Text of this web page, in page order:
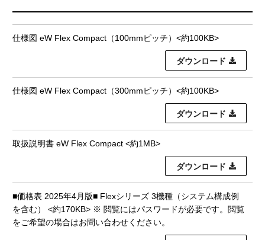
仕様図 eW Flex Compact（100mmピッチ）<約100KB>
ダウンロード
仕様図 eW Flex Compact（300mmピッチ）<約100KB>
ダウンロード
取扱説明書 eW Flex Compact <約1MB>
ダウンロード
■価格表 2025年4月版■ Flexシリーズ 3機種（システム構成例
を含む） <約170KB> ※ 閲覧にはパスワードが必要です。閲覧
をご希望の場合はお問い合わせください。